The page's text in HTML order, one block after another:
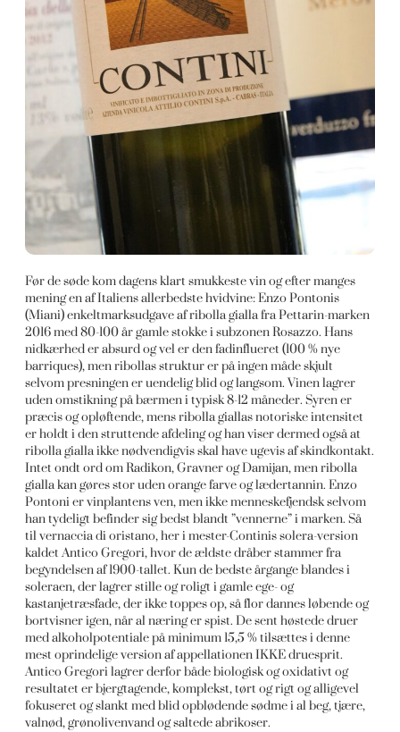
Før de søde kom dagens klart smukkeste vin og efter manges
mening en af Italiens allerbedste hvidvine: Enzo Pontonis
(Miani) enkeltmarksudgave af ribolla gialla fra Pettarin-marken
2016 med 80-100 år gamle stokke i subzonen Rosazzo. Hans
nidkærhed er absurd og vel er den fadinflueret (100 % nye
barriques), men ribollas struktur er på ingen måde skjult
selvom presningen er uendelig blid og langsom. Vinen lagrer
uden omstikning på bærmen i typisk 8-12 måneder. Syren er
præcis og opløftende, mens ribolla giallas notoriske intensitet
er holdt i den struttende afdeling og han viser dermed også at
ribolla gialla ikke nødvendigvis skal have ugevis af skindkontakt.
Intet ondt ord om Radikon, Gravner og Damijan, men ribolla
gialla kan gøres stor uden orange farve og lædertannin. Enzo
Pontoni er vinplantens ven, men ikke menneskefjendsk selvom
han tydeligt befinder sig bedst blandt ”vennerne” i marken. Så
til vernaccia di oristano, her i mester-Continis solera-version
kaldet Antico Gregori, hvor de ældste dråber stammer fra
begyndelsen af 1900-tallet. Kun de bedste årgange blandes i
soleraen, der lagrer stille og roligt i gamle ege- og
kastanjetræsfade, der ikke toppes op, så flor dannes løbende og
bortvisner igen, når al næring er spist. De sent høstede druer
med alkoholpotentiale på minimum 15,5 % tilsættes i denne
mest oprindelige version af appellationen IKKE druesprit.
Antico Gregori lagrer derfor både biologisk og oxidativt og
resultatet er bjergtagende, komplekst, tørt og rigt og alligevel
fokuseret og slankt med blid opblødende sødme i al beg, tjære,
valnød, grønolivenvand og saltede abrikoser.